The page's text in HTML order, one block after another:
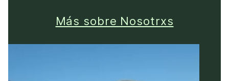
Más sobre Nosotrxs